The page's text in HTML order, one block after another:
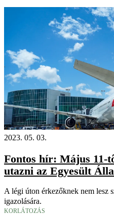
2023. 05. 03.
Fontos hír: Május 11-
utazni az Egyesült
A légi úton érkezőknek nem lesz
igazolására.
KORLÁTOZÁS